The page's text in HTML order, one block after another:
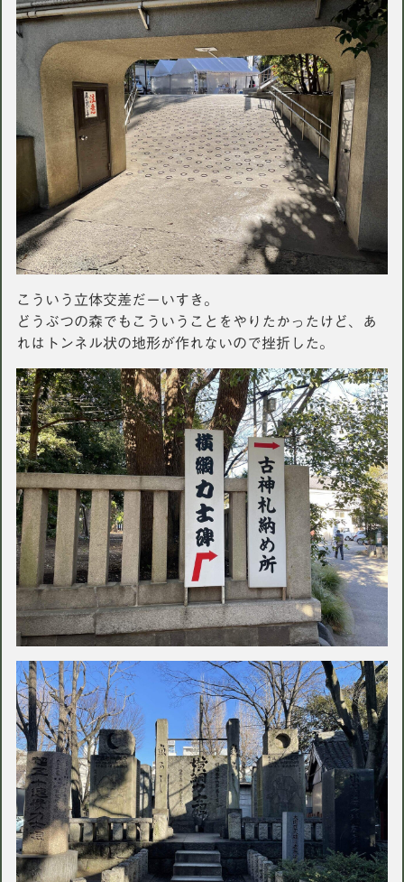
こういう立体交差だーいすき。
どうぶつの森でもこういうことをやりたかったけど、あ
れはトンネル状の地形が作れないので挫折した。